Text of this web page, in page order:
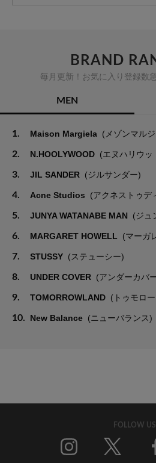
BRAND
毎月更新！お気に入り登録数
MEN
1. Maison Margiela (メゾンマル
2. N.HOOLYWOOD (エヌハリウッ
3. JIL SANDER (ジルサンダー)
4. Acne Studios (アクネストゥデ
5. JUNYA WATANABE MAN (ジュ
6. MARGARET HOWELL (マーガ
7. STUSSY (ステューシー)
8. UNDER COVER (アンダーカバ
9. TOMORROWLAND (トゥモロ
10. New Balance (ニューバランス)
FOLLOW US